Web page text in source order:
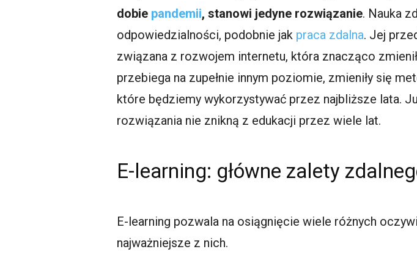
dobie pandemii, stanowi jedyne rozwiązanie. Nauka
odpowiedzialności, podobnie jak praca zdalna. Jej
związana z rozwojem internetu, która znacząco
przebiega na zupełnie innym poziomie, zmieniły się
które będziemy wykorzystywać przez najbliższe lata.
rozwiązania nie znikną z edukacji przez wiele lat.
E-learning: główne zalety
E-learning pozwala na osiągnięcie wiele różnych
najważniejsze z nich.